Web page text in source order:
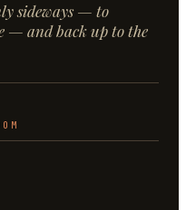
sideways — to
— and back up to the